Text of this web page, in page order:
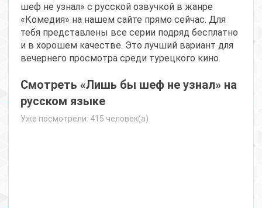
шеф не узнал» с русской озвучкой в жанре
«Комедия» на нашем сайте прямо сейчас. Для
тебя представлены все серии подряд бесплатно
и в хорошем качестве. Это лучший вариант для
вечернего просмотра среди турецкого кино.
Смотреть «Лишь бы шеф не узнал» на
русском языке
Уже посмотрели: 415 человек(а)